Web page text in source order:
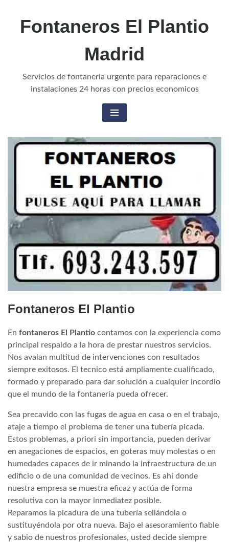
Fontaneros El Plantio
Madrid
Servicios de fontaneria urgente para reparaciones e
instalaciones 24 horas con precios economicos
Fontaneros El Plantio
En fontaneros El Plantio contamos con la experiencia como
principal respaldo a la hora de prestar nuestros servicios.
Nos avalan multitud de intervenciones con resultados
siempre exitosos. El tecnico está ampliamente cualificado,
formado y preparado para dar solución a cualquier incordio
que el mundo de la fontanería pueda ofrecer.
Sea precavido con las fugas de agua en casa o en el trabajo,
ataje a tiempo el problema de tener una tubería picada.
Estos problemas, a priori sin importancia, pueden derivar
en anegaciones de espacios, en goteras muy molestas o en
humedades capaces de ir minando la infraestructura de un
edificio o de una comunidad de vecinos. Es ahí donde
nuestra empresa se muestra eficaz y actúa de forma
resolutiva con la mayor inmediatez posible.
Reparamos la picadura de una tubería sellándola o
sustituyéndola por otra nueva. Bajo el asesoramiento fiable
y sabio de nuestros profesionales, usted decide siempre